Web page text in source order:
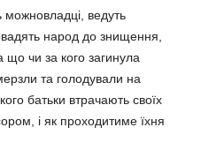
можновладці, ведуть
народ до знищення,
що чи за кого загинула
та голодували на
батьки втрача­ють своїх
і як проходитиме їхня